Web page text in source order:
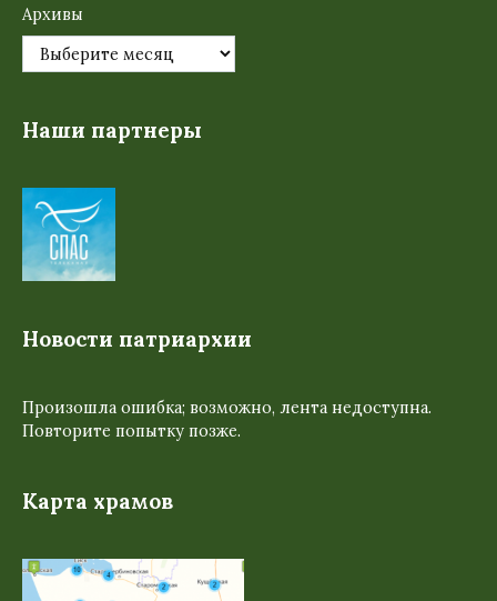
Архивы
Наши партнеры
Новости патриархии
Произошла ошибка; возможно, лента недоступна.
Повторите попытку позже.
Карта храмов